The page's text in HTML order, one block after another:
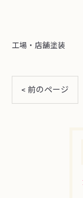
工場・店舗塗装
< 前のページ